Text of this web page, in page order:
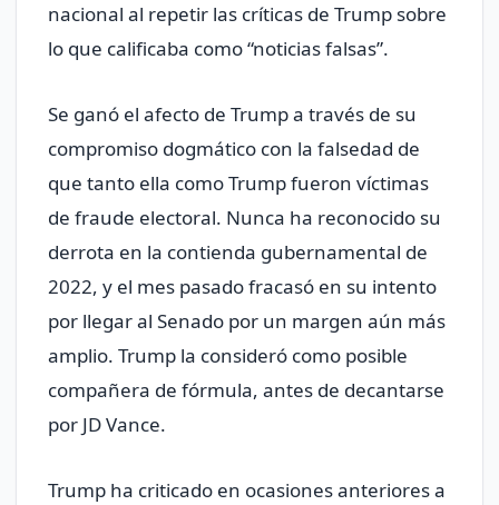
nacional al repetir las críticas de Trump sobre
lo que calificaba como “noticias falsas”.
Se ganó el afecto de Trump a través de su
compromiso dogmático con la falsedad de
que tanto ella como Trump fueron víctimas
de fraude electoral. Nunca ha reconocido su
derrota en la contienda gubernamental de
2022, y el mes pasado fracasó en su intento
por llegar al Senado por un margen aún más
amplio. Trump la consideró como posible
compañera de fórmula, antes de decantarse
por JD Vance.
Trump ha criticado en ocasiones anteriores a